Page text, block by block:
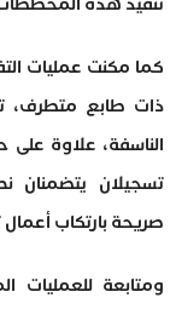
كما مكنت عمليات
ذات طابع متطرف،
الناسفة، علاوة
تسجيلان يتضمنان
صريحة بارتكاب
ومتابعة للعمليات